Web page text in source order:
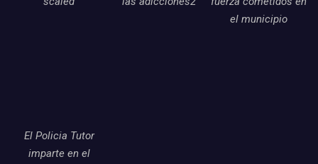
el municipio
El Policia Tutor
imparte en el